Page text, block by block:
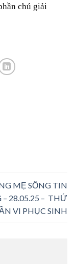
chú giải
MẸ SỐNG TIN
28.05.25 – THỨ
VI PHỤC SINH